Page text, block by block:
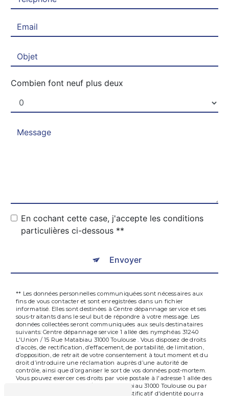
Combien font neuf plus deux
En cochant cette case, j'accepte les conditions
particulières ci-dessous **
Envoyer
** Les données personnelles communiquées sont nécessaires aux
fins de vous contacter et sont enregistrées dans un fichier
informatisé. Elles sont destinées à Centre dépannage service et ses
sous-traitants dans le seul but de répondre à votre message. Les
données collectées seront communiquées aux seuls destinataires
suivants: Centre dépannage service 1 allée des nymphéas 31240
L'Union / 15 Rue Matabiau 31000 Toulouse . Vous disposez de droits
d’accès, de rectification, d’effacement, de portabilité, de limitation,
d’opposition, de retrait de votre consentement à tout moment et du
droit d’introduire une réclamation auprès d’une autorité de
contrôle, ainsi que d’organiser le sort de vos données post-mortem.
Vous pouvez exercer ces droits par voie postale à l'adresse 1 allée des
nymphéas 31240 L'Union / 15 Rue Matabiau 31000 Toulouse ou par
courrier électronique à l'adresse . Un justificatif d'identité pourra